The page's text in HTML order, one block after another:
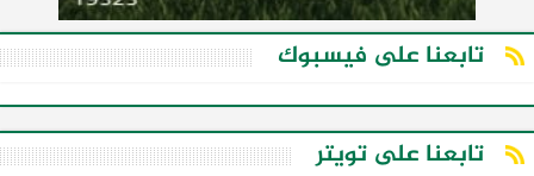
تابعنا على فيسبوك
تابعنا على تويتر